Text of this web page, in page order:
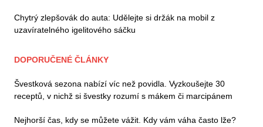
Chytrý zlepšovák do auta: Udělejte si držák na mobil z
uzavíratelného igelitového sáčku
DOPORUČENÉ ČLÁNKY
Švestková sezona nabízí víc než povidla. Vyzkoušejte 30
receptů, v nichž si švestky rozumí s mákem či marcipánem
Nejhorší čas, kdy se můžete vážit. Kdy vám váha často lže?